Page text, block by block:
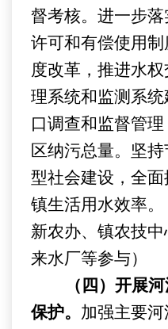
督考核。进一步
许可和有偿使用
度改革，推进水
理系统和监测系
口调查和监督管
区纳污总量。 坚持
型社会建设 ，全
镇生活用水效率。
新农办、镇农技
来水厂等参与）
（四）开展
保护。 加强主要